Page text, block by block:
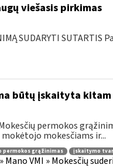
viešasis pirkimas
SUDARYTI SUTARTIS
būtų įskaityta kitam
permokos
mokesčiams ir...
permokos grąžinimas įskaitymo
VMI » Mokesčių